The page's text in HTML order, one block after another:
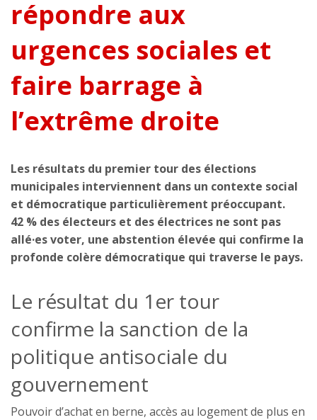
répondre aux
urgences sociales et
faire barrage à
l’extrême droite
Les résultats du premier tour des élections
municipales interviennent dans un contexte social
et démocratique particulièrement préoccupant.
42 % des électeurs et des électrices ne sont pas
allé·es voter, une abstention élevée qui confirme la
profonde colère démocratique qui traverse le pays.
Le résultat du 1er tour
confirme la sanction de la
politique antisociale du
gouvernement
Pouvoir d’achat en berne, accès au logement de plus en